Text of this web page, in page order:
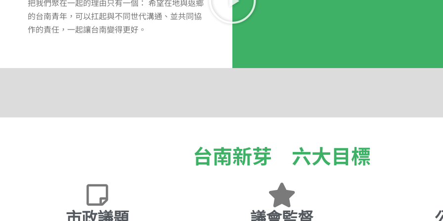
把我們聚在一起的理由只有一個： 希望在地與返鄉
的台南青年，可以扛起與不同世代溝通、並共同協
作的責任，一起讓台南變得更好。
台南新芽 六大目標